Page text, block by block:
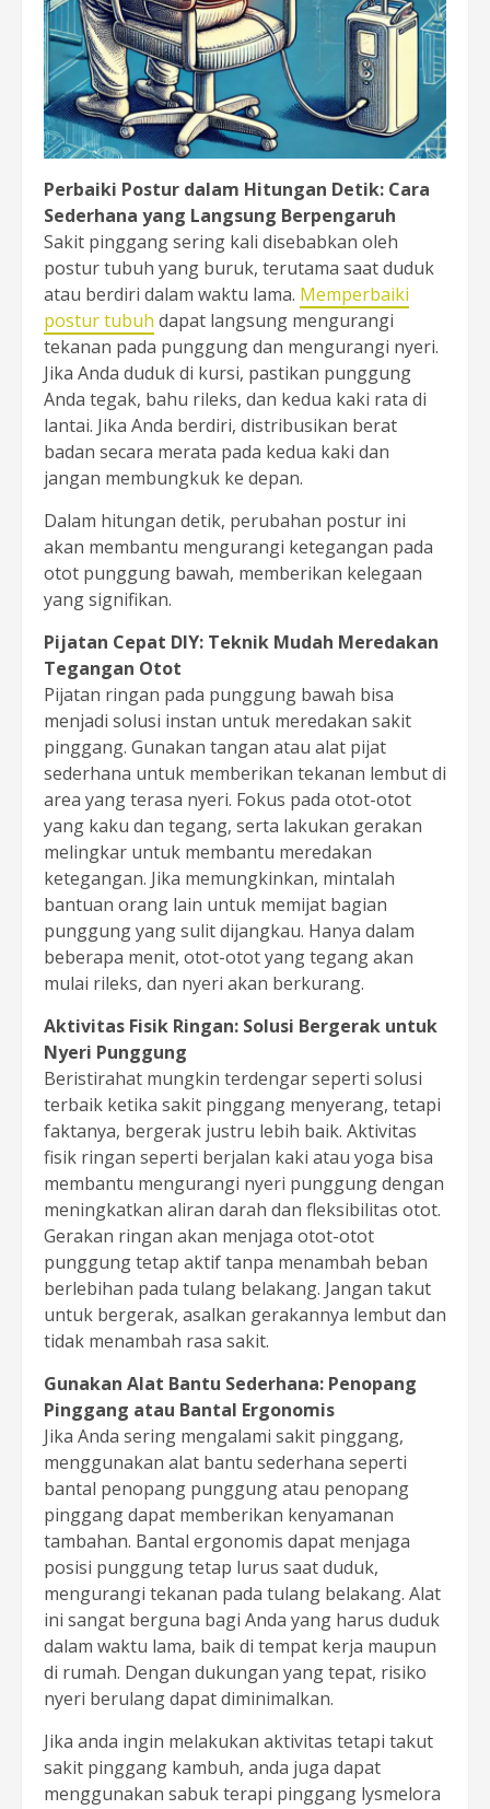
Perbaiki Postur dalam Hitungan Detik: Cara
Sederhana yang Langsung Berpengaruh
Sakit pinggang sering kali disebabkan oleh
postur tubuh yang buruk, terutama saat duduk
atau berdiri dalam waktu lama. Memperbaiki
postur tubuh dapat langsung mengurangi
tekanan pada punggung dan mengurangi nyeri.
Jika Anda duduk di kursi, pastikan punggung
Anda tegak, bahu rileks, dan kedua kaki rata di
lantai. Jika Anda berdiri, distribusikan berat
badan secara merata pada kedua kaki dan
jangan membungkuk ke depan.
Dalam hitungan detik, perubahan postur ini
akan membantu mengurangi ketegangan pada
otot punggung bawah, memberikan kelegaan
yang signifikan.
Pijatan Cepat DIY: Teknik Mudah Meredakan
Tegangan Otot
Pijatan ringan pada punggung bawah bisa
menjadi solusi instan untuk meredakan sakit
pinggang. Gunakan tangan atau alat pijat
sederhana untuk memberikan tekanan lembut di
area yang terasa nyeri. Fokus pada otot-otot
yang kaku dan tegang, serta lakukan gerakan
melingkar untuk membantu meredakan
ketegangan. Jika memungkinkan, mintalah
bantuan orang lain untuk memijat bagian
punggung yang sulit dijangkau. Hanya dalam
beberapa menit, otot-otot yang tegang akan
mulai rileks, dan nyeri akan berkurang.
Aktivitas Fisik Ringan: Solusi Bergerak untuk
Nyeri Punggung
Beristirahat mungkin terdengar seperti solusi
terbaik ketika sakit pinggang menyerang, tetapi
faktanya, bergerak justru lebih baik. Aktivitas
fisik ringan seperti berjalan kaki atau yoga bisa
membantu mengurangi nyeri punggung dengan
meningkatkan aliran darah dan fleksibilitas otot.
Gerakan ringan akan menjaga otot-otot
punggung tetap aktif tanpa menambah beban
berlebihan pada tulang belakang. Jangan takut
untuk bergerak, asalkan gerakannya lembut dan
tidak menambah rasa sakit.
Gunakan Alat Bantu Sederhana: Penopang
Pinggang atau Bantal Ergonomis
Jika Anda sering mengalami sakit pinggang,
menggunakan alat bantu sederhana seperti
bantal penopang punggung atau penopang
pinggang dapat memberikan kenyamanan
tambahan. Bantal ergonomis dapat menjaga
posisi punggung tetap lurus saat duduk,
mengurangi tekanan pada tulang belakang. Alat
ini sangat berguna bagi Anda yang harus duduk
dalam waktu lama, baik di tempat kerja maupun
di rumah. Dengan dukungan yang tepat, risiko
nyeri berulang dapat diminimalkan.
Jika anda ingin melakukan aktivitas tetapi takut
sakit pinggang kambuh, anda juga dapat
menggunakan sabuk terapi pinggang lysmelora